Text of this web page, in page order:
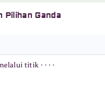
Pilihan Ganda
titik